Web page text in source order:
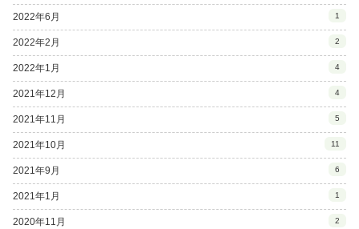
2022年6月 1
2022年2月 2
2022年1月 4
2021年12月 4
2021年11月 5
2021年10月 11
2021年9月 6
2021年1月 1
2020年11月 2